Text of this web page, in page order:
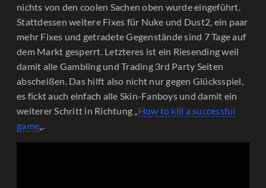
nichts von den coolen Sachen oben wurde eingeführt.
Stattdessen weitere Fixes für Nuke und Dust2, ein paar
mehr Fixes und getradete Gegenstände sind 7 Tage auf
dem Markt gesperrt. Letzteres ist ein Riesending weil
damit alle Gambling und Trading 3rd Party Seiten
abscheißen. Das hilft also nicht nur gegen Glücksspiel,
es fickt auch einfach alle Skin-Fanboys und damit ein
weiterer Schritt in Richtung „How to kill a successful
game„.